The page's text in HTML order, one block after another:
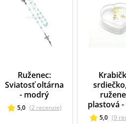
Ruženec:
Sviatosť oltárna
- modrý
5,0 (2 recenzie)
plastová
5,0 (9